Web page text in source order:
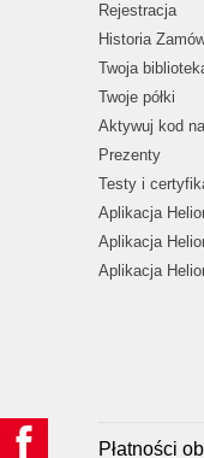
Rejestracja
Historia
Twoja
Twoje półki
Aktywuj kod
Prezenty
Testy i
Aplikacja
Aplikacja
Aplikacja
Płatności